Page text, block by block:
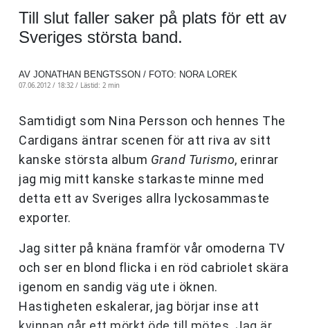
Till slut faller saker på plats för ett av
Sveriges största band.
AV JONATHAN BENGTSSON / FOTO: NORA LOREK
07.06.2012 / 18:32 / Lästid: 2 min
Samtidigt som Nina Persson och hennes The
Cardigans äntrar scenen för att riva av sitt
kanske största album Grand Turismo, erinrar
jag mig mitt kanske starkaste minne med
detta ett av Sveriges allra lyckosammaste
exporter.
Jag sitter på knäna framför vår omoderna TV
och ser en blond flicka i en röd cabriolet skära
igenom en sandig väg ute i öknen.
Hastigheten eskalerar, jag börjar inse att